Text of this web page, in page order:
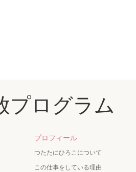
プログラム
プロフィール
つたたにひろこについて
この仕事をしている理由